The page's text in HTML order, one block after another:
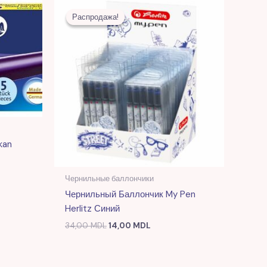
Распродажа!
Распродажа!
Чернильные баллончики
Чернильный Баллончик My Pen
Herlitz Синий
34,00MDL
цена
составляла
34,00 MDL.
14,00 MDL
цена:
14,00 MDL.